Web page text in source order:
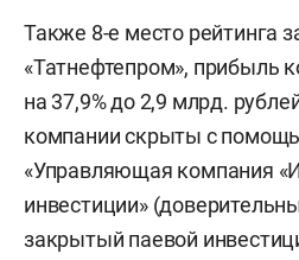
Также 8-е место рейтинга
«Татнефтепром», прибыль
на 37,9% до 2,9 млрд.
компании скрыты с
«Управляющая компания
инвестиции»
закрытый паевой